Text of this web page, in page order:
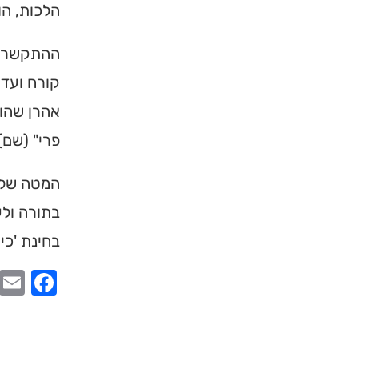
הלכות,
קורח
אהרן
פרי"
המטה של
בתורה
בחינת
תורה, כתובות ודרכי
לכניסה